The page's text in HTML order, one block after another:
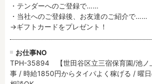
・テンダーへのご登録で……
・当社へのご登録後、お友達のご紹介で……
→ギフトカードをプレゼント！
お仕事NO
TPH-35894 【世田谷区立三宿保育園/池ノ
事 / 時給1850円からタイパよく稼げる / 曜